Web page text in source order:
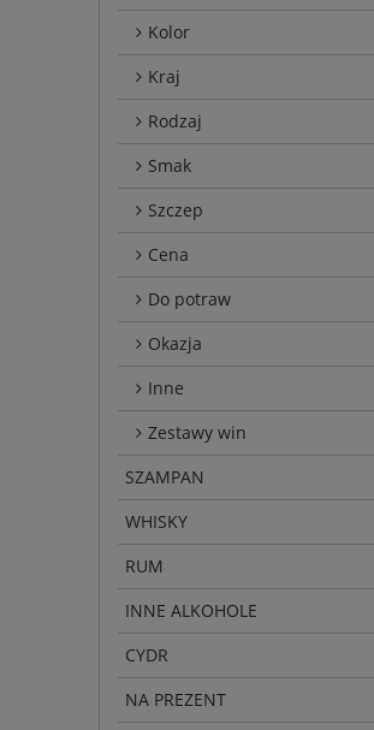
Kolor
Kraj
Rodzaj
Smak
Szczep
Cena
Do potraw
Okazja
Inne
Zestawy win
SZAMPAN
WHISKY
RUM
INNE ALKOHOLE
CYDR
NA PREZENT